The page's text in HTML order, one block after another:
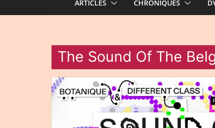
ARTICLES CHRONIQUES
The Sound Of The